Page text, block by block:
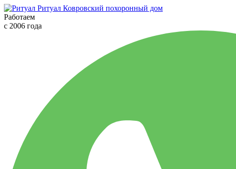
Ритуал Ковровский похоронный дом
Работаем
с 2006 года